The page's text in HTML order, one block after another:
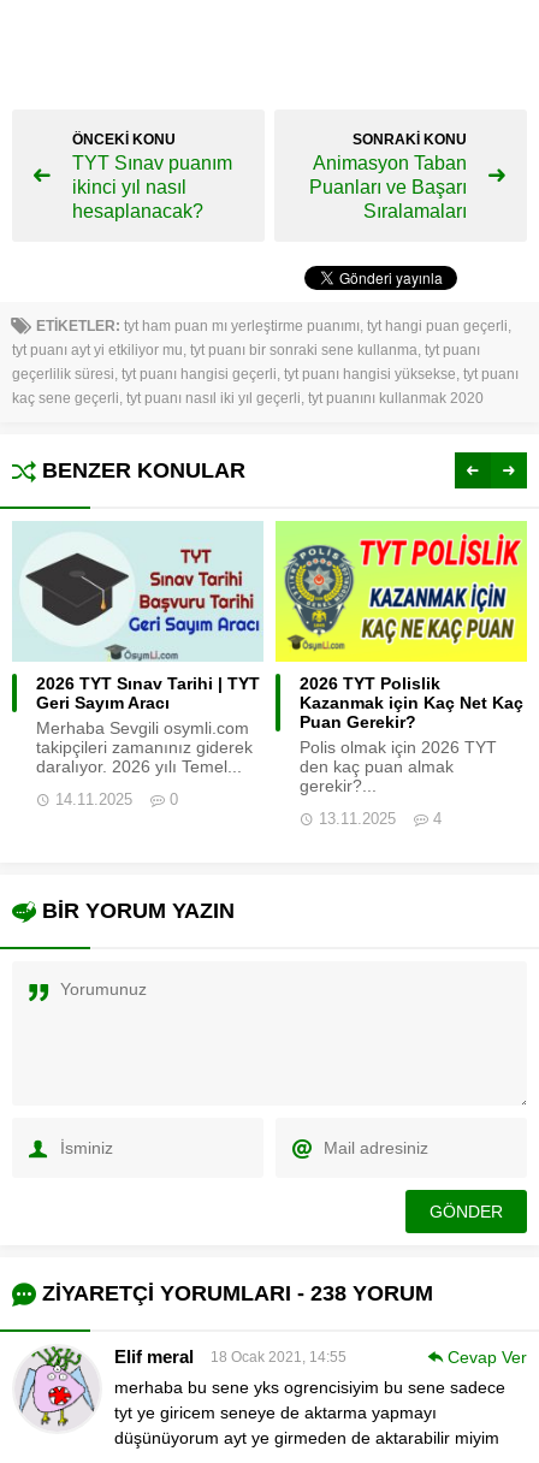
ÖNCEKİ KONU
TYT Sınav puanım
ikinci yıl nasıl
hesaplanacak?
SONRAKİ KONU
Animasyon Taban
Puanları ve Başarı
Sıralamaları
ETİKETLER: tyt ham puan mı yerleştirme puanımı tyt hangi puan geçerli
tyt puanı ayt yi etkiliyor mu tyt puanı bir sonraki sene kullanma tyt puanı
geçerlilik süresi tyt puanı hangisi geçerli tyt puanı hangisi yüksekse tyt puanı
kaç sene geçerli tyt puanı nasıl iki yıl geçerli tyt puanını kullanmak 2020
BENZER KONULAR
2026 TYT Sınav Tarihi | TYT
Geri Sayım Aracı
Merhaba Sevgili osymli.com
takipçileri zamanınız giderek
daralıyor. 2026 yılı Temel...
14.11.2025 0
2026 TYT Polislik
Kazanmak için Kaç Net Kaç
Puan Gerekir?
Polis olmak için 2026 TYT
den kaç puan almak
gerekir?...
13.11.2025 4
BİR YORUM YAZIN
ZİYARETÇİ YORUMLARI - 238 YORUM
Elif meral 18 Ocak 2021, 14:55
merhaba bu sene yks ogrencisiyim bu sene sadece
tyt ye giricem seneye de aktarma yapmayı
düşünüyorum ayt ye girmeden de aktarabilir miyim
Cevap Ver